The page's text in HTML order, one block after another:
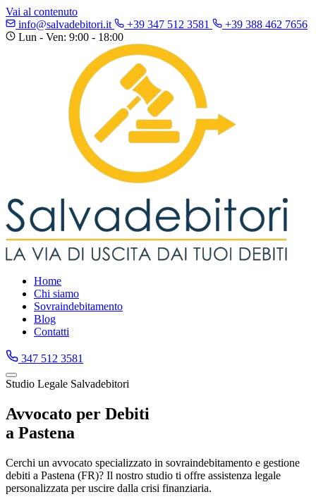
Vai al contenuto
info@salvadebitori.it
+39 347 512 3581
+39 388 462 7656
Lun - Ven: 9:00 - 18:00
Home
Chi siamo
Sovraindebitamento
Blog
Contatti
347 512 3581
Studio Legale Salvadebitori
Avvocato per Debiti
a Pastena
Cerchi un avvocato specializzato in sovraindebitamento e gestione
debiti a Pastena (FR)? Il nostro studio ti offre assistenza legale
personalizzata per uscire dalla crisi finanziaria.